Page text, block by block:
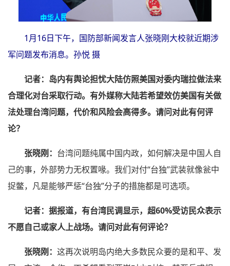
1月16日下午，国防部新闻发言人张晓刚大校就近期涉
军问题发布消息。孙悦 摄
记者： 岛内有舆论担忧大陆仿照美国对委内瑞拉做法来
合理化对台采取行动。有外媒称大陆若希望效仿美国有关做
法处理台湾问题，代价和风险会高得多。请问对此有何评
论？
张晓刚： 台湾问题纯属中国内政，如何解决是中国人自
己的事，外部势力无权置喙。我们对付“台独”武装就像瓮中
捉鳖，凡是能够严惩“台独”分子的措施都是可选项。
记者：据报道，有台湾民调显示，超60%受访民众表示
不愿自己或家人上战场。请问对此有何评论？
张晓刚： 这再次说明岛内绝大多数民众要的是和平、发